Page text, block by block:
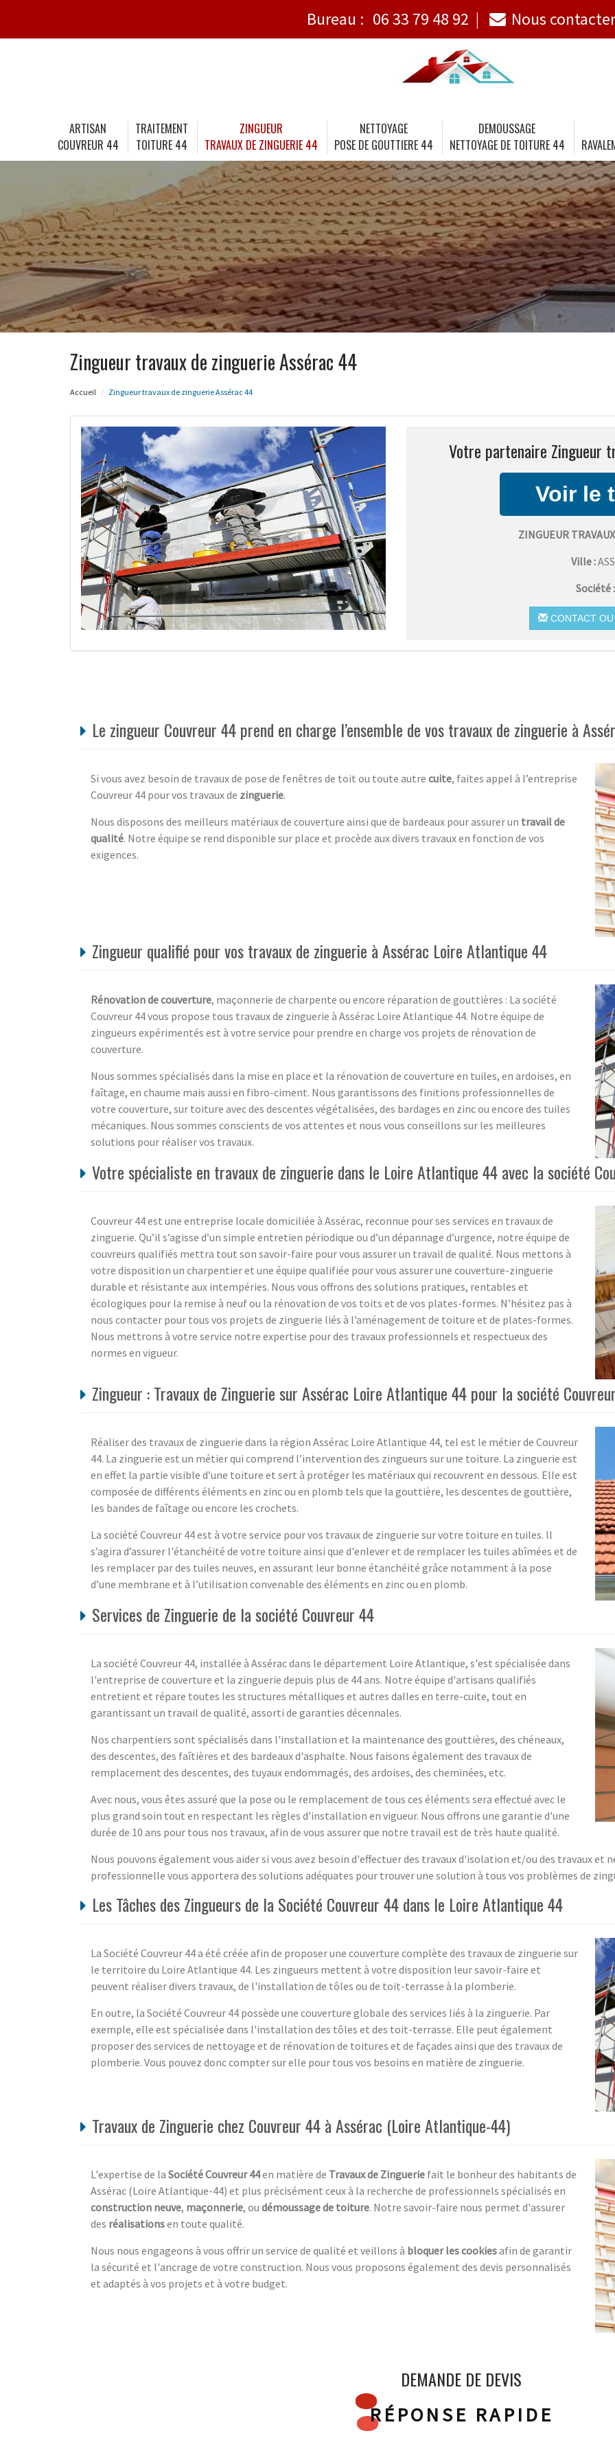
Bureau : 06 33 79 48 92 Nous contacter
ARTISAN
COUVREUR 44
TRAITEMENT
TOITURE 44
ZINGUEUR
TRAVAUX DE ZINGUERIE 44
NETTOYAGE
POSE DE GOUTTIERE 44
DEMOUSSAGE
NETTOYAGE DE TOITURE 44
Zingueur travaux de zinguerie Assérac 44
Accueil Zingueur travaux de zinguerie Assérac 44
Votre partenaire Zingueur
ZINGUEUR
Ville :
Société
CONTACT OU
Le zingueur Couvreur 44 prend en charge l’ensemble de vos travaux de zinguerie à
Si vous avez besoin de travaux de pose de fenêtres de toit ou toute autre cuite, faites appel à l’entreprise
Couvreur 44 pour vos travaux de zinguerie.
Nous disposons des meilleurs matériaux de couverture ainsi que de bardeaux pour assurer un travail de
qualité. Notre équipe se rend disponible sur place et procède aux divers travaux en fonction de vos
exigences.
Zingueur qualifié pour vos travaux de zinguerie à Assérac Loire Atlantique 44
Rénovation de couverture, maçonnerie de charpente ou encore réparation de gouttières : La société
Couvreur 44 vous propose tous travaux de zinguerie à Assérac Loire Atlantique 44. Notre équipe de
zingueurs expérimentés est à votre service pour prendre en charge vos projets de rénovation de
couverture.
Nous sommes spécialisés dans la mise en place et la rénovation de couverture en tuiles, en ardoises, en
faîtage, en chaume mais aussi en fibro-ciment. Nous garantissons des finitions professionnelles de
votre couverture, sur toiture avec des descentes végétalisées, des bardages en zinc ou encore des tuiles
mécaniques. Nous sommes conscients de vos attentes et nous vous conseillons sur les meilleures
solutions pour réaliser vos travaux.
Votre spécialiste en travaux de zinguerie dans le Loire Atlantique 44 avec la société
Couvreur 44 est une entreprise locale domiciliée à Assérac, reconnue pour ses services en travaux de
zinguerie. Qu’il s’agisse d’un simple entretien périodique ou d’un dépannage d’urgence, notre équipe de
couvreurs qualifiés mettra tout son savoir-faire pour vous assurer un travail de qualité. Nous mettons à
votre disposition un charpentier et une équipe qualifiée pour vous assurer une couverture-zinguerie
durable et résistante aux intempéries. Nous vous offrons des solutions pratiques, rentables et
écologiques pour la remise à neuf ou la rénovation de vos toits et de vos plates-formes. N’hésitez pas à
nous contacter pour tous vos projets de zinguerie liés à l’aménagement de toiture et de plates-formes.
Nous mettrons à votre service notre expertise pour des travaux professionnels et respectueux des
normes en vigueur.
Zingueur : Travaux de Zinguerie sur Assérac Loire Atlantique 44 pour la société
Réaliser des travaux de zinguerie dans la région Assérac Loire Atlantique 44, tel est le métier de Couvreur
44. La zinguerie est un métier qui comprend l’intervention des zingueurs sur une toiture. La zinguerie est
en effet la partie visible d’une toiture et sert à protéger les matériaux qui recouvrent en dessous. Elle est
composée de différents éléments en zinc ou en plomb tels que la gouttière, les descentes de gouttière,
les bandes de faîtage ou encore les crochets.
La société Couvreur 44 est à votre service pour vos travaux de zinguerie sur votre toiture en tuiles. Il
s’agira d’assurer l'étanchéité de votre toiture ainsi que d'enlever et de remplacer les tuiles abîmées et de
les remplacer par des tuiles neuves, en assurant leur bonne étanchéité grâce notamment à la pose
d’une membrane et à l’utilisation convenable des éléments en zinc ou en plomb.
Services de Zinguerie de la société Couvreur 44
La société Couvreur 44, installée à Assérac dans le département Loire Atlantique, s'est spécialisée dans
l'entreprise de couverture et la zinguerie depuis plus de 44 ans. Notre équipe d'artisans qualifiés
entretient et répare toutes les structures métalliques et autres dalles en terre-cuite, tout en
garantissant un travail de qualité, assorti de garanties décennales.
Nos charpentiers sont spécialisés dans l'installation et la maintenance des gouttières, des chéneaux,
des descentes, des faîtières et des bardeaux d'asphalte. Nous faisons également des travaux de
remplacement des descentes, des tuyaux endommagés, des ardoises, des cheminées, etc.
Avec nous, vous êtes assuré que la pose ou le remplacement de tous ces éléments sera effectué avec le
plus grand soin tout en respectant les règles d'installation en vigueur. Nous offrons une garantie d'une
durée de 10 ans pour tous nos travaux, afin de vous assurer que notre travail est de très haute qualité.
Nous pouvons également vous aider si vous avez besoin d'effectuer des travaux d'isolation et/ou des travaux et
professionnelle vous apportera des solutions adéquates pour trouver une solution à tous vos problèmes de
Les Tâches des Zingueurs de la Société Couvreur 44 dans le Loire Atlantique 44
La Société Couvreur 44 a été créée afin de proposer une couverture complète des travaux de zinguerie sur
le territoire du Loire Atlantique 44. Les zingueurs mettent à votre disposition leur savoir-faire et
peuvent réaliser divers travaux, de l'installation de tôles ou de toit-terrasse à la plomberie.
En outre, la Société Couvreur 44 possède une couverture globale des services liés à la zinguerie. Par
exemple, elle est spécialisée dans l'installation des tôles et des toit-terrasse. Elle peut également
proposer des services de nettoyage et de rénovation de toitures et de façades ainsi que des travaux de
plomberie. Vous pouvez donc compter sur elle pour tous vos besoins en matière de zinguerie.
Travaux de Zinguerie chez Couvreur 44 à Assérac (Loire Atlantique-44)
L'expertise de la Société Couvreur 44en matière de Travaux de Zinguerie fait le bonheur des habitants de
Assérac (Loire Atlantique-44) et plus précisément ceux à la recherche de professionnels spécialisés en
construction neuve, maçonnerie, ou démoussage de toiture. Notre savoir-faire nous permet d'assurer
des réalisationsen toute qualité.
Nous nous engageons à vous offrir un service de qualité et veillons à bloquer les cookiesafin de garantir
la sécurité et l'ancrage de votre construction. Nous vous proposons également des devis personnalisés
et adaptés à vos projets et à votre budget.
DEMANDE DE DEVIS
RÉPONSE RAPIDE